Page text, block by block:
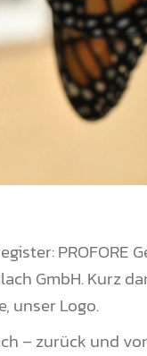
PROFORE
GmbH. Kurz
unser Logo.
– zurück und